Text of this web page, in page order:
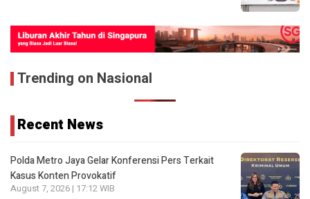
Trending on Nasional
Recent News
Polda Metro Jaya Gelar Konferensi Pers Terkait
Kasus Konten Provokatif
August 7, 2026 | 17:12 WIB